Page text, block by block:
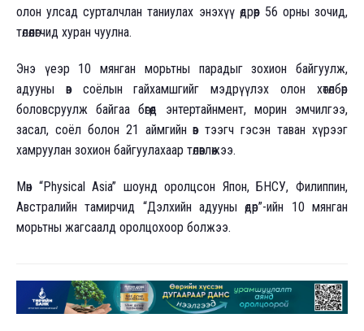
олон улсад сурталчлан таниулах энэхүү өдрөөр 56 орны зочид,
төлөөлөгчид хуран чуулна.
Энэ үеэр 10 мянган морьтны парадыг зохион байгуулж,
адууны өв соёлын гайхамшгийг мэдрүүлэх олон хөтөлбөр
боловсруулж байгаа бөгөөд энтертайнмент, морин эмчилгээ,
засал, соёл болон 21 аймгийн өв тээгч гэсэн таван хүрээг
хамруулан зохион байгуулахаар төлөвлөжээ.
Мөн “Physical Asia” шоунд оролцсон Япон, БНСУ, Филиппин,
Австралийн тамирчид “Дэлхийн адууны өдөр”-ийн 10 мянган
морьтны жагсаалд оролцохоор болжээ.